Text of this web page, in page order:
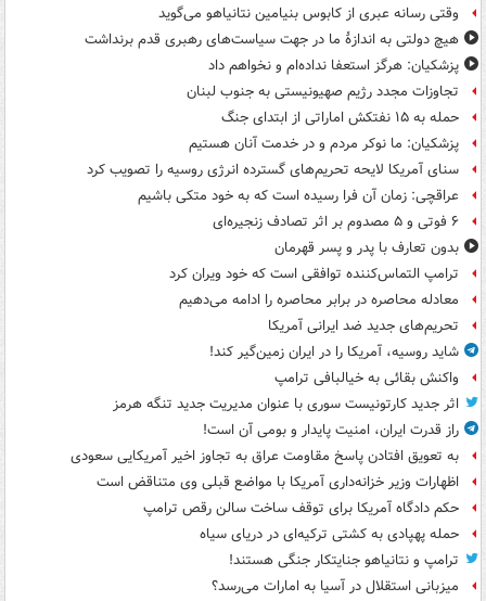
وقتی رسانه عبری از کابوس بنیامین نتانیاهو می‌گوید
هیچ دولتی به اندازۀ ما در جهت سیاست‌های رهبری قدم برنداشت
پزشکیان: هرگز استعفا نداده‌ام و نخواهم داد
تجاوزات مجدد رژیم صهیونیستی به جنوب لبنان
حمله به ۱۵ نفتکش‌ اماراتی از ابتدای جنگ
پزشکیان: ما نوکر مردم و در خدمت آنان هستیم
سنای آمریکا لایحه تحریم‌های گسترده انرژی روسیه را تصویب کرد
عراقچی: زمان آن فرا رسیده است که به خود متکی باشیم
۶ فوتی و ۵ مصدوم بر اثر تصادف زنجیره‌ای
بدون تعارف با پدر و پسر قهرمان
ترامپ التماس‌کننده توافقی است که خود ویران کرد
معادله محاصره در برابر محاصره را ادامه می‌دهیم
تحریم‌های جدید ضد ایرانی آمریکا
شاید روسیه، آمریکا را در ایران زمین‌گیر کند!
واکنش بقائی به خیالبافی ترامپ
اثر جدید کارتونیست سوری با عنوان مدیریت جدید تنگه هرمز
راز قدرت ایران، امنیت پایدار و بومی آن است!
به تعویق افتادن پاسخ مقاومت عراق به تجاوز اخیر آمریکایی سعودی
اظهارات وزیر خزانه‌داری آمریکا با مواضع قبلی وی متناقض است
حکم دادگاه آمریکا برای توقف ساخت سالن رقص ترامپ
حمله پهپادی به کشتی ترکیه‌ای در دریای سیاه
ترامپ و نتانیاهو جنایتکار جنگی هستند!
میزبانی استقلال در آسیا به امارات می‌رسد؟